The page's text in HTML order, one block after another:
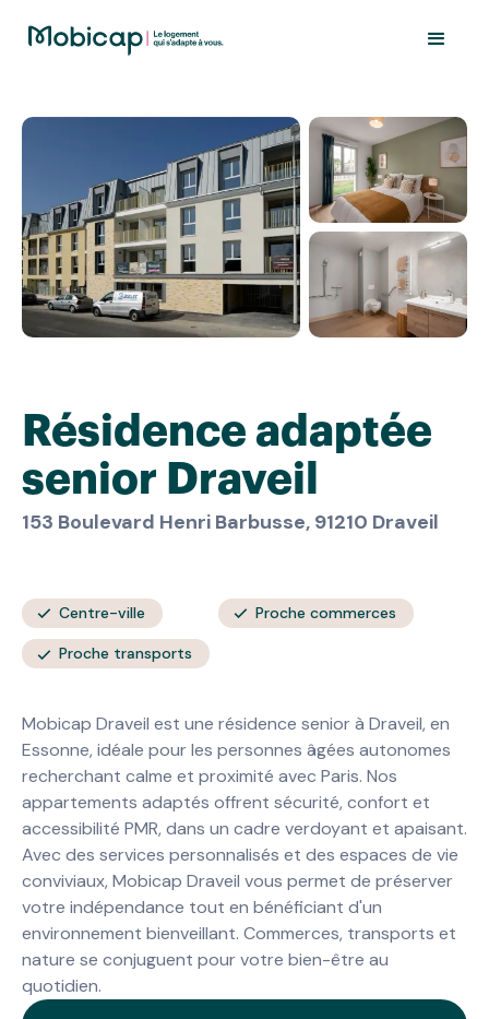
Résidence adaptée
senior Draveil
153 Boulevard Henri Barbusse, 91210 Draveil
Centre-ville Proche commerces
Proche transports
Mobicap Draveil est une résidence senior à Draveil, en
Essonne, idéale pour les personnes âgées autonomes
recherchant calme et proximité avec Paris. Nos
appartements adaptés offrent sécurité, confort et
accessibilité PMR, dans un cadre verdoyant et apaisant.
Avec des services personnalisés et des espaces de vie
conviviaux, Mobicap Draveil vous permet de préserver
votre indépendance tout en bénéficiant d'un
environnement bienveillant. Commerces, transports et
nature se conjuguent pour votre bien-être au
quotidien.